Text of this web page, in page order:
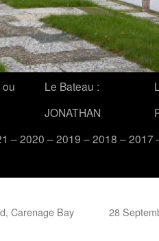
Le Bateau :
JONATHAN
– 2020 – 2019 – 2018 – 2017
Carenage Bay 28